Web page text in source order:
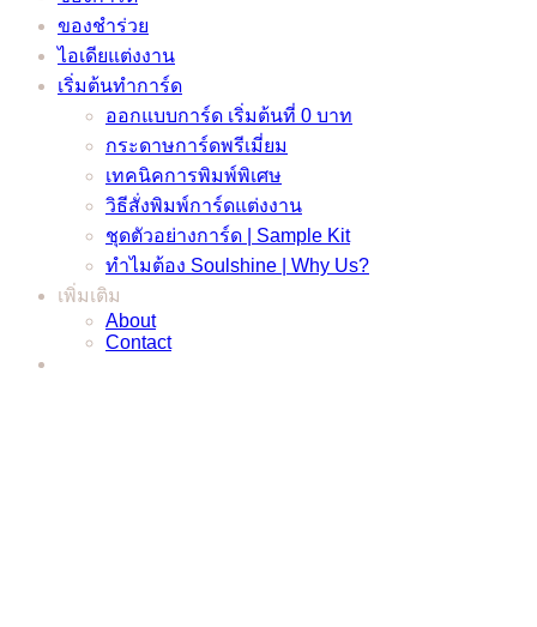
ของชำร่วย
ไอเดียแต่งงาน
เริ่มต้นทำการ์ด
ออกแบบการ์ด เริ่มต้นที่ 0 บาท
กระดาษการ์ดพรีเมี่ยม
เทคนิคการพิมพ์พิเศษ
วิธีสั่งพิมพ์การ์ดแต่งงาน
ชุดตัวอย่างการ์ด | Sample Kit
ทำไมต้อง Soulshine | Why Us?
เพิ่มเติม
About
Contact